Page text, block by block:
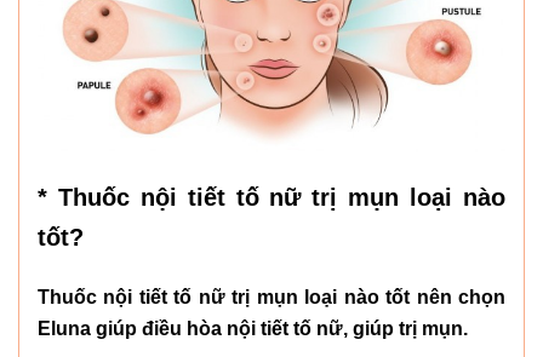
* Thuốc nội tiết tố nữ trị mụn loại nào
tốt?
Thuốc nội tiết tố nữ trị mụn loại nào tốt nên chọn
Eluna giúp điều hòa nội tiết tố nữ, giúp trị mụn.